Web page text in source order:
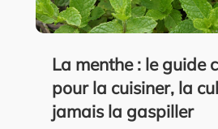
La menthe : le guide
pour la cuisiner, la
jamais la gaspiller